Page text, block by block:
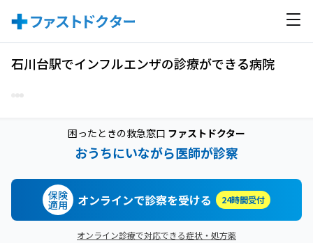
石川台駅でインフルエンザの診療ができる病院
困ったときの救急窓口 ファストドクター
おうちにいながら医師が診察
保険
適用 オンラインで診察を受ける 24時間受付
オンライン診療で対応できる症状・処方薬